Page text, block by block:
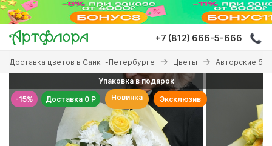
Перейти
основному
содержанию
+7 (812) 666-5-666
Вы
здесь
Доставка цветов в Санкт-Петербурге Цветы Авторские
-15%
Упаковка в подарок
Доставка 0 Р
Новинка Эксклюзив